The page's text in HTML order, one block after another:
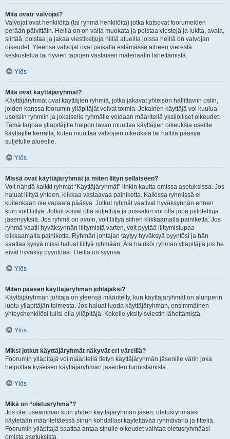
Mitä ovatr valvojat?
Valvojat ovat henkilöitä (tai ryhmä henkilöitä) jotka katsovat foorumeiden
perään päivittäin. Heillä on on valta muokata ja poistaa viestejä ja lukita, avata,
siirtää, poistaa ja jakaa viestiketjuja niillä alueilla joissa heillä on valvojan
oikeudet. Yleensä valvojat ovat paikalla estämässä aiheen vierestä
keskustelua tai hyvien tapojen vastaisen materiaalin lähettämistä.
Ylös
Mitä ovat käyttäjäryhmät?
Käyttäjäryhmät ovat käyttäjien ryhmiä, jotka jakavat yhteisön hallittaviin osiin,
joiden kanssa foorumin ylläpitäjät voivat toimia. Jokainen käyttäjä voi kuulua
useisiin ryhmiin ja jokaiselle ryhmälle voidaan määritellä yksilölliset oikeudet.
Tämä tarjoaa ylläpitäjille helpon tavan muuttaa käyttäjien oikeuksia useille
käyttäjille kerralla, kuten muuttaa valvojien oikeuksia tai hallita pääsyä
suljetulle alueelle.
Ylös
Missä ovat käyttäjäryhmät ja miten liityn sellaiseen?
Voit nähdä kaikki ryhmät “Käyttäjäryhmät”-linkin kautta omissa asetuksissa. Jos
haluat liittyä yhteen, klikkaa vastaavaa painiketta. Kaikissa ryhmissä ei
kuitenkaan ole vapaata pääsyä. Jotkut ryhmät vaativat hyväksynnän ennen
kuin voit liittyä. Jotkut voivat olla suljettuja ja joissakin voi olla jopa piilotettuja
jäsenyyksiä. Jos ryhmä on avoin, voit liittyä siihen klikkaamalla painiketta. Jos
ryhmä vaatii hyväksynnän liittymistä varten, voit pyytää liittymislupaa
klikkaamalla painiketta. Ryhmän johtajan täytyy hyväksyä pyyntösi ja hän
saattaa kysyä miksi haluat liittyä ryhmään. Älä häiriköi ryhmän ylläpitäjiä jos he
eivät hyväksy pyyntöäsi. Heillä on syynsä.
Ylös
Miten pääsen käyttäjäryhmän johtajaksi?
Käyttäjäryhmän johtaja on yleensä määritelty, kun käyttäjäryhmät on alunperin
luotu ylläpitäjän toimesta. Jos haluat luoda käyttäjäryhmän, ensimmäinen
yhteyshenkilösi tulisi olla ylläpitäjä. Kokeile yksityisviestin lähettämistä.
Ylös
Miksi jotkut käyttäjäryhmät näkyvät eri väreillä?
Foorumin ylläpitäjä voi määritellä tietyn käyttäjäryhmän jäsenille värin joka
helpottaa kyseisen käyttäjäryhmän jäsenten tunnistamista.
Ylös
Mikä on “oletusryhmä”?
Jos olet useamman kuin yhden käyttäjäryhmän jäsen, oletusryhmääsi
käytetään määriteltäessä sinun kohdallasi käytettävää ryhmäväriä ja titteliä.
Foorumin ylläpitäjä saattaa antaa sinulle oikeudet vaihtaa oletusryhmääsi
omista asetuksista.